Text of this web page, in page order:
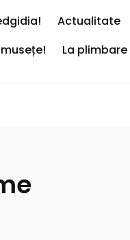
Actualitate
La plimbare